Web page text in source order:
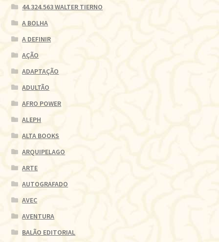
44.324.563 WALTER TIERNO
A BOLHA
A DEFINIR
AÇÃO
ADAPTAÇÃO
ADULTÃO
AFRO POWER
ALEPH
ALTA BOOKS
ARQUIPELAGO
ARTE
AUTOGRAFADO
AVEC
AVENTURA
BALÃO EDITORIAL